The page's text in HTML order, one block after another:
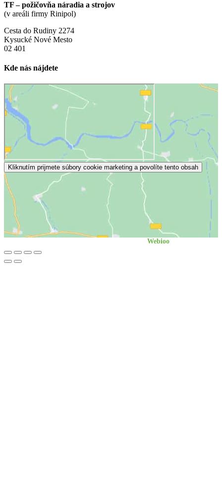
TF – požičovňa náradia a strojov
(v areáli firmy Rinipol)
Cesta do Rudiny 2274
Kysucké Nové Mesto
02 401
Kde nás nájdete
Kliknutím prijmete súbory cookie marketing a povolíte tento obsah
Webioo